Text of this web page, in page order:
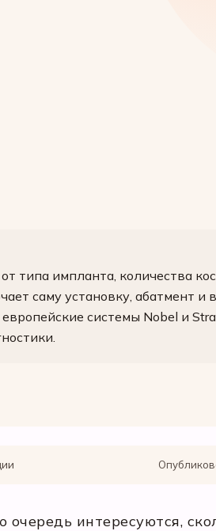
типа импланта, количества
саму установку, абатмент и
системы Nobel и
интересуются,